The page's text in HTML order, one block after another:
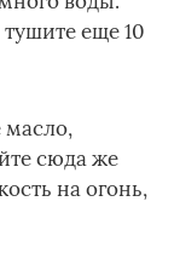
еще 10
масло,
сюда же
на огонь,